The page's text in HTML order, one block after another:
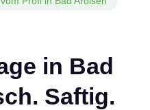
in Bad
Saftig.